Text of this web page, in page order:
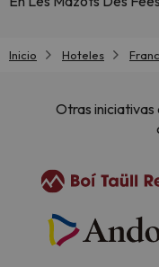
Inicio Hoteles
Otras iniciativas